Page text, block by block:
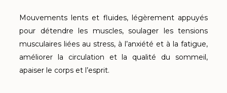
Mouvements lents et fluides, légèrement appuyés
pour détendre les muscles, soulager les tensions
musculaires liées au stress, à l’anxiété et à la fatigue,
améliorer la circulation et la qualité du sommeil,
apaiser le corps et l’esprit.